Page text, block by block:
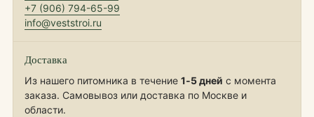
+7 (906) 794-65-99
info@veststroi.ru
Доставка
Из нашего питомника в течение 1‑5 дней с момента
заказа. Самовывоз или доставка по Москве и
области.